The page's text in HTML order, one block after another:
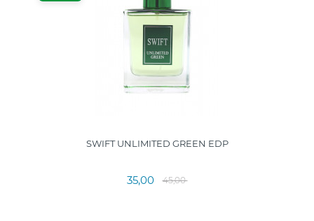
SWIFT UNLIMITED GREEN EDP
35,00 45,00